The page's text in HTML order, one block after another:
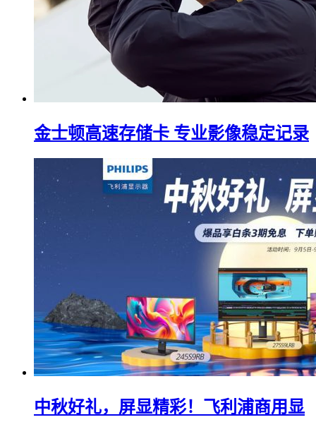
金士顿高速存储卡 专业影像稳定记录
中秋好礼，屏显精彩！飞利浦商用显